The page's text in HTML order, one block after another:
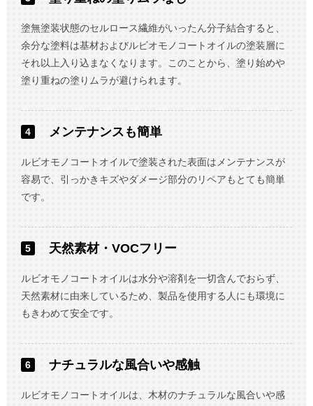
塗無塗装状態のセルロース繊維がいったん分子結合すると、
余分な塗料は基材およびルビオモノコートオイルの塗装層に
それ以上入り込まなくなります。このことから、塗り始めや
塗り重ねの塗りムラが避けられます。
メンテナンスも簡単
ルビオモノコートオイルで塗装された表面はメンテナンスが
容易で、引っかきキズやダメージ部分のリペアもとても簡単
です。
天然素材・VOCフリー
ルビオモノコートオイルは水分や溶剤を一切含んでおらず、
天然素材に由来しているため、製品を使用する人にも環境に
もきわめて安全です。
ナチュラルな風合いや感触
ルビオモノコートオイルは、木材のナチュラルな風合いや感